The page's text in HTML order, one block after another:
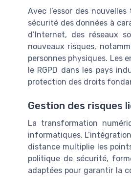
Avec l’essor des
sécurité des données à
d’Internet, des réseaux
nouveaux risques,
personnes physiques. Les
le RGPD dans les pays
protection des droits
Gestion des risques
La transformation
informatiques.
distance multiplie les
politique de sécurité,
adaptées pour garantir la